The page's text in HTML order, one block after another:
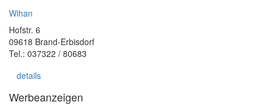
Wihan
Hofstr. 6
09618 Brand-Erbisdorf
Tel.: 037322 / 80683
details
Werbeanzeigen